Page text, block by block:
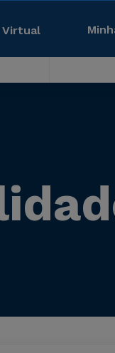
Virtual